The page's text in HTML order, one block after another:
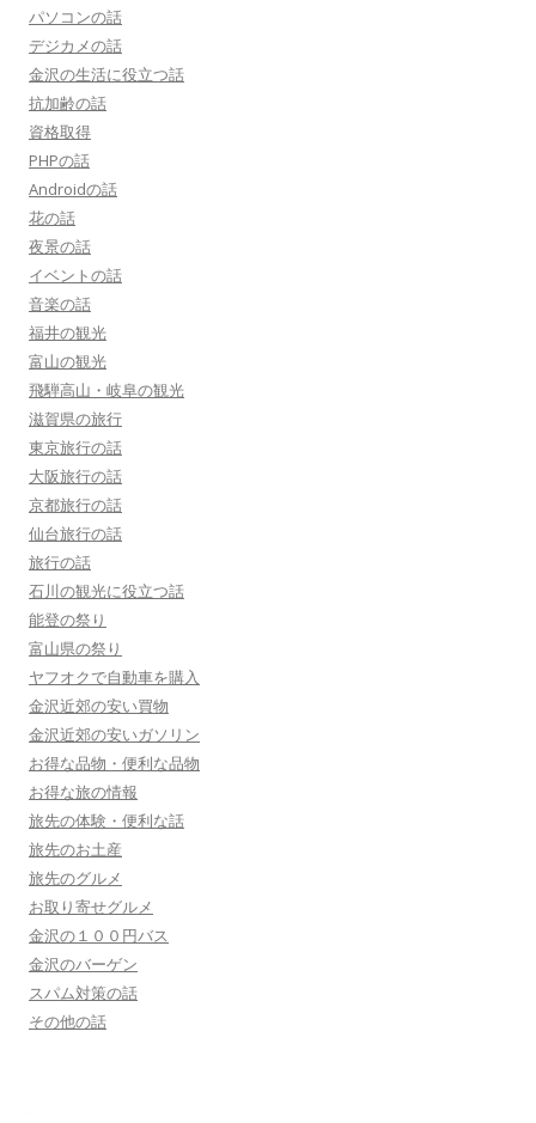
パソコンの話
デジカメの話
金沢の生活に役立つ話
抗加齢の話
資格取得
PHPの話
Androidの話
花の話
夜景の話
イベントの話
音楽の話
福井の観光
富山の観光
飛騨高山・岐阜の観光
滋賀県の旅行
東京旅行の話
大阪旅行の話
京都旅行の話
仙台旅行の話
旅行の話
石川の観光に役立つ話
能登の祭り
富山県の祭り
ヤフオクで自動車を購入
金沢近郊の安い買物
金沢近郊の安いガソリン
お得な品物・便利な品物
お得な旅の情報
旅先の体験・便利な話
旅先のお土産
旅先のグルメ
お取り寄せグルメ
金沢の１００円バス
金沢のバーゲン
スパム対策の話
その他の話